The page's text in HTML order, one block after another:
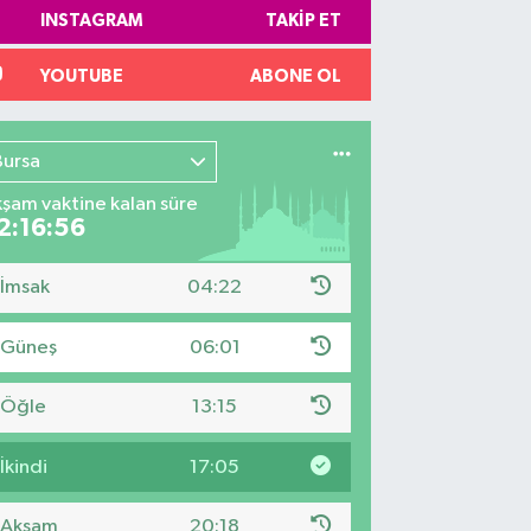
INSTAGRAM TAKIP ET
YOUTUBE ABONE OL
vaktine kalan süre
İmsak 04:22
Güneş 06:01
Öğle 13:15
İkindi 17:05
Akşam 20:18